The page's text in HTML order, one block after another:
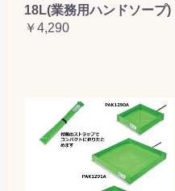
18L(業務用ハンドソープ)
￥4,290